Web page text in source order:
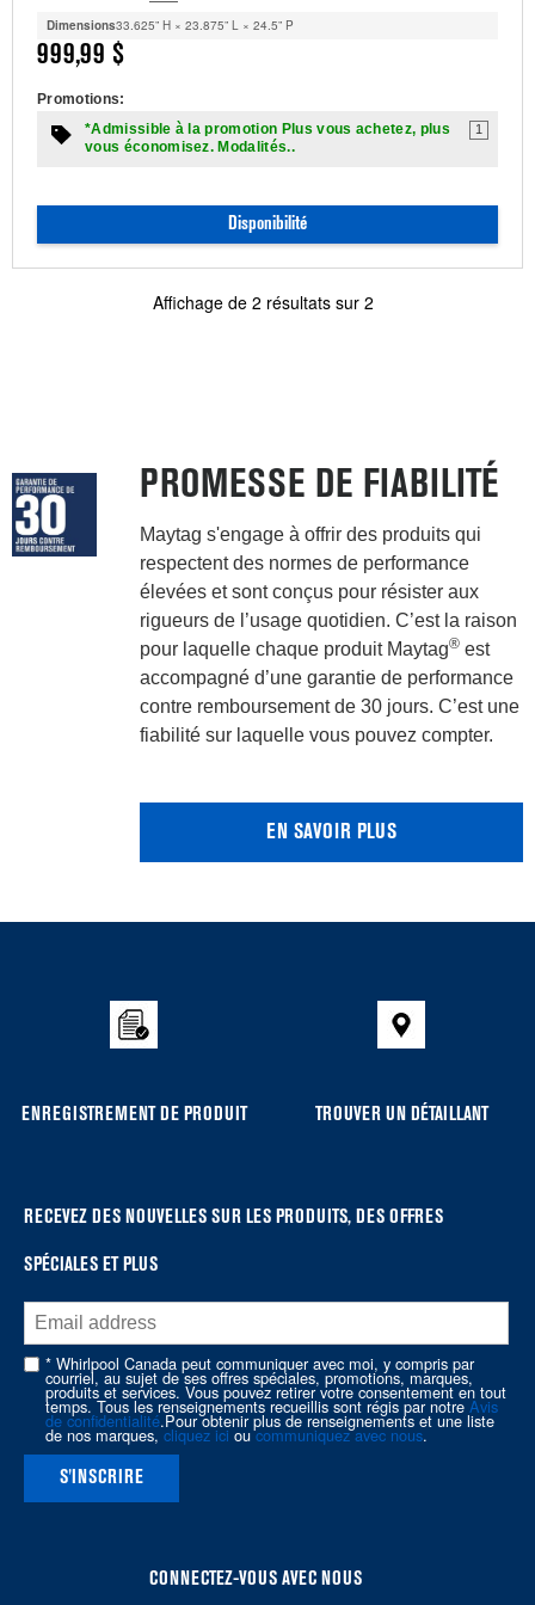
Dimensions33.625” H × 23.875” L × 24.5” P
999,99 $
Promotions:
*Admissible à la promotion Plus vous achetez, plus
vous économisez. Modalités..
1
Disponibilité
Affichage de 2 résultats sur 2
PROMESSE DE FIABILITÉ
Maytag s'engage à offrir des produits qui
respectent des normes de performance
élevées et sont conçus pour résister aux
rigueurs de l’usage quotidien. C’est la raison
pour laquelle chaque produit Maytag®est
accompagné d’une garantie de performance
contre remboursement de 30 jours. C’est une
fiabilité sur laquelle vous pouvez compter.
EN SAVOIR PLUS
you
end
page
ENREGISTREMENT DE PRODUIT TROUVER UN DÉTAILLANT
RECEVEZ DES NOUVELLES SUR LES PRODUITS, DES OFFRES
SPÉCIALES ET PLUS
* Whirlpool Canada peut communiquer avec moi, y compris par
courriel, au sujet de ses offres spéciales, promotions, marques,
produits et services. Vous pouvez retirer votre consentement en tout
temps. Tous les renseignements recueillis sont régis par notre Avis
de confidentialité.Pour obtenir plus de renseignements et une liste
de nos marques, cliquez ici oucommuniquez avec nous.
S'INSCRIRE
CONNECTEZ-VOUS AVEC NOUS